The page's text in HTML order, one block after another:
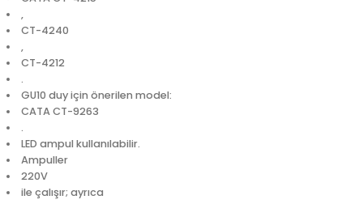
,
CT-4240
,
CT-4212
.
GU10 duy için önerilen model:
CATA CT-9263
.
LED ampul kullanılabilir.
Ampuller
220V
ile çalışır; ayrıca